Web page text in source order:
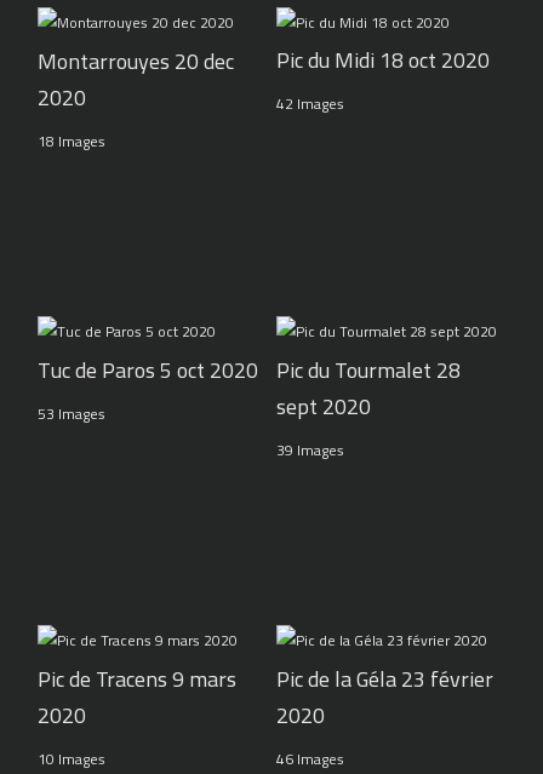
Montarrouyes 20 dec
2020
18 Images
Pic du Midi 18 oct 2020
42 Images
Tuc de Paros 5 oct 2020
53 Images
Pic du Tourmalet 28
sept 2020
39 Images
Pic de Tracens 9 mars
2020
10 Images
Pic de la Géla 23 février
2020
46 Images